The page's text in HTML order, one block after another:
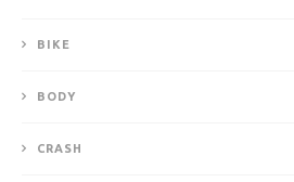
BIKE
BODY
CRASH